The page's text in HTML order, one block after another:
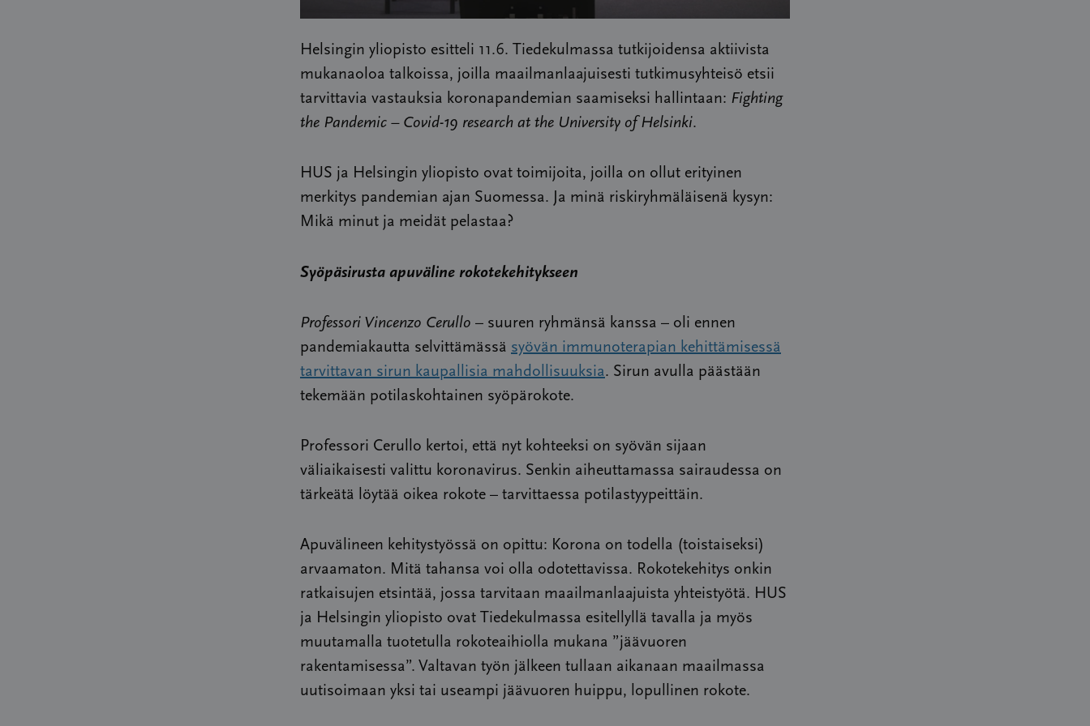
Helsingin yliopisto esitteli 11.6. Tiedekulmassa tutkijoidensa aktiivista
mukanaoloa talkoissa, joilla maailmanlaajuisesti tutkimusyhteisö etsii
tarvittavia vastauksia koronapandemian saamiseksi hallintaan: Fighting
the Pandemic – Covid-19 research at the University of Helsinki.
HUS ja Helsingin yliopisto ovat toimijoita, joilla on ollut erityinen
merkitys pandemian ajan Suomessa. Ja minä riskiryhmäläisenä kysyn:
Mikä minut ja meidät pelastaa?
Syöpäsirusta apuväline rokotekehitykseen
Professori Vincenzo Cerullo – suuren ryhmänsä kanssa – oli ennen
pandemiakautta selvittämässä syövän immunoterapian kehittämisessä
tarvittavan sirun kaupallisia mahdollisuuksia. Sirun avulla päästään
tekemään potilaskohtainen syöpärokote.
Professori Cerullo kertoi, että nyt kohteeksi on syövän sijaan
väliaikaisesti valittu koronavirus. Senkin aiheuttamassa sairaudessa on
tärkeätä löytää oikea rokote – tarvittaessa potilastyypeittäin.
Apuvälineen kehitystyössä on opittu: Korona on todella (toistaiseksi)
arvaamaton. Mitä tahansa voi olla odotettavissa. Rokotekehitys onkin
ratkaisujen etsintää, jossa tarvitaan maailmanlaajuista yhteistyötä. HUS
ja Helsingin yliopisto ovat Tiedekulmassa esitellyllä tavalla ja myös
muutamalla tuotetulla rokoteaihiolla mukana ”jäävuoren
rakentamisessa”. Valtavan työn jälkeen tullaan aikanaan maailmassa
uutisoimaan yksi tai useampi jäävuoren huippu, lopullinen rokote.